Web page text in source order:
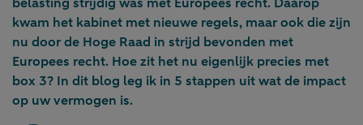
kwam het kabinet met nieuwe regels, maar ook die zijn
nu door de Hoge Raad in strijd bevonden met
Europees recht. Hoe zit het nu eigenlijk precies met
box 3? In dit blog leg ik in 5 stappen uit wat de impact
op uw vermogen is.